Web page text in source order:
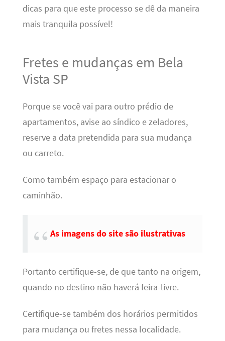
dicas para que este processo se dê da maneira
mais tranquila possível!
Fretes e mudanças em Bela
Vista SP
Porque se você vai para outro prédio de
apartamentos, avise ao síndico e zeladores,
reserve a data pretendida para sua mudança
ou carreto.
Como também espaço para estacionar o
caminhão.
As imagens do site são ilustrativas
Portanto certifique-se, de que tanto na origem,
quando no destino não haverá feira-livre.
Certifique-se também dos horários permitidos
para mudança ou fretes nessa localidade.